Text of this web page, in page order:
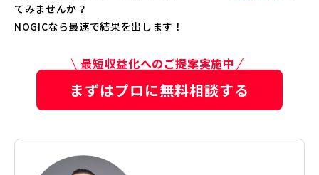
てみませんか？
NOGICなら最速で結果を出します！
最短収益化へのご提案実施中
まずはプロに無料相談する